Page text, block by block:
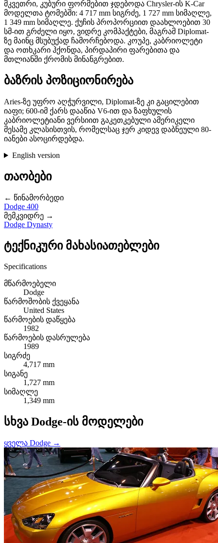
მკვეთრი, კუბური ფორმებით ჯდებოდა Chrysler-ის K-Car
მოდელთა ტომებში: 4 717 mm სიგრძე, 1 727 mm სიმაღლე,
1 349 mm სიმაღლე. ქუჩის პროპორციით დაახლოებით 30
სმ-ით გრძელი იყო, ვიდრე კომპაქტები, მაგრამ Diplomat-
ზე მაინც მსუბუქად ჩამორჩებოდა. კოუპე, კაბრიოლეტი
და ოთხკარი ჰქონდა, პირდაპირი ფარებითა და
მთლიანში ქრომის მინანგრებით.
ბაზრის პოზიციონირება
Aries-ზე უფრო აღჭურვილი, Diplomat-ზე კი გაცილებით
იაფი; 600-იმ ქარს დააწია V6-ით და ზაფხულის
კაბრიოლეტიანი ვერსიით გაკეთკებული ამერიკელი
მესამე კლასისთვის, რომელსაც ჯერ კიდევ დაბნეული 80-
იანები ასოცირდებდა.
English version
თაობები
← წინამორბედი
Dodge 400
მემკვიდრე →
Dodge Dynasty
ტექნიკური მახასიათებლები
Specifications
მწარმოებელი
Dodge
წარმოშობის ქვეყანა
United States
წარმოების დაწყება
1982
წარმოების დასრულება
1989
სიგრძე
4,717 mm
სიგანე
1,727 mm
სიმაღლე
1,349 mm
სხვა Dodge-ის მოდელები
ყველა Dodge →